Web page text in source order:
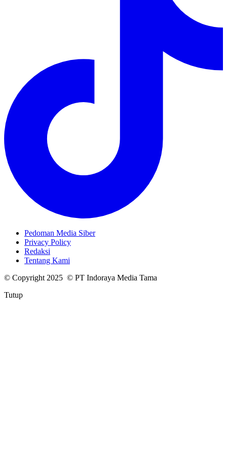
Pedoman Media Siber
Privacy Policy
Redaksi
Tentang Kami
© Copyright 2025 © PT Indoraya Media Tama
Tutup